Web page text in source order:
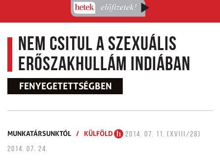
Nem csitul a szexuális
erőszakhullám Indiában
FENYEGETETTSÉGBEN
MUNKATÁRSUNKTÓL / KÜLFÖLD
2014. 07. 11. (XVIII/28)
2014. 07. 24.